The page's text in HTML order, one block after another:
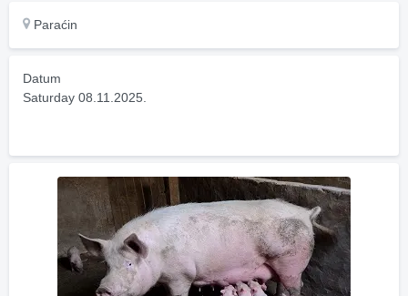
Paraćin
Datum
Saturday 08.11.2025.